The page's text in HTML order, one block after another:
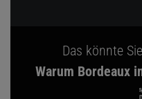
Das könnte
Warum Bordeaux